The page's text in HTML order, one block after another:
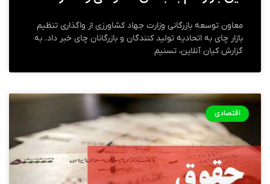
معاون توسعه بازرگانی وزارت جهاد کشاورزی از واگذاری تنظیم
بازار چای به اتحادیه تولید کنندگان و بازرگانان چای خبر داد. به
گزارش کیان آنلاین، تسنیم
اقتصادی